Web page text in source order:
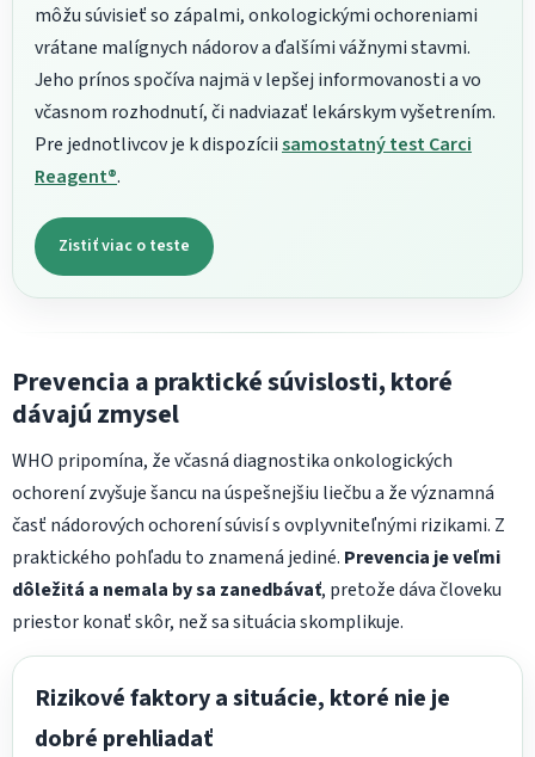
môžu súvisieť so zápalmi, onkologickými ochoreniami
vrátane malígnych nádorov a ďalšími vážnymi stavmi.
Jeho prínos spočíva najmä v lepšej informovanosti a vo
včasnom rozhodnutí, či nadviazať lekárskym vyšetrením.
Pre jednotlivcov je k dispozíciisamostatný test Carci
Reagent®.
Zistiť viac o teste
Prevencia a praktické súvislosti, ktoré
dávajú zmysel
WHO pripomína, že včasná diagnostika onkologických
ochorení zvyšuje šancu na úspešnejšiu liečbu a že významná
časť nádorových ochorení súvisí s ovplyvniteľnými rizikami. Z
praktického pohľadu to znamená jediné. Prevencia je veľmi
dôležitá a nemala by sa zanedbávať, pretože dáva človeku
priestor konať skôr, než sa situácia skomplikuje.
Rizikové faktory a situácie, ktoré nie je
dobré prehliadať